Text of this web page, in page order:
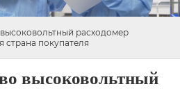
расходомер
страна покупателя
высоковольтный